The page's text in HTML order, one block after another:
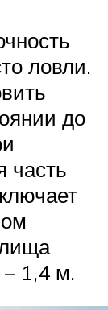
ловли.
до
часть
– 1,4 м.